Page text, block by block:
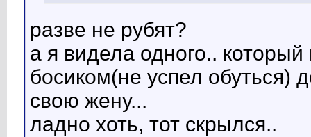
разве не рубят?
а я видела одного..
босиком(не успел обуться)
свою жену...
ладно хоть, тот скрылся..